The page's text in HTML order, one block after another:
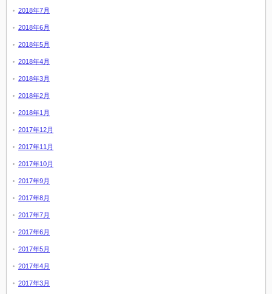
2018年7月
2018年6月
2018年5月
2018年4月
2018年3月
2018年2月
2018年1月
2017年12月
2017年11月
2017年10月
2017年9月
2017年8月
2017年7月
2017年6月
2017年5月
2017年4月
2017年3月